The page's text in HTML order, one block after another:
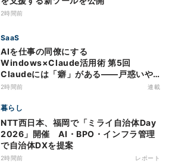
2時間前
SaaS
AIを仕事の同僚にする
Windows×Claude活用術 第5回
Claudeには「癖」がある――戸惑いや
すい7つの仕様
2時間前 連載
暮らし
NTT西日本、福岡で「ミライ自治体Day
2026」開催 AI・BPO・インフラ管理
で自治体DXを提案
2時間前 レポート